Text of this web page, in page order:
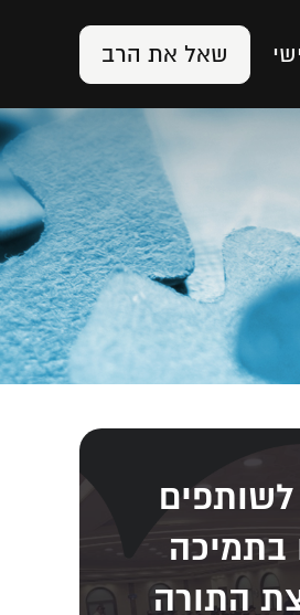
שאל את הרב
בתמיכה
התורה